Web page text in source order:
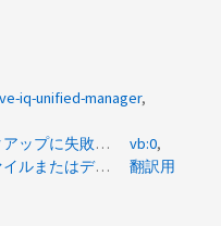
iq-unified-manager
Unified Managerデータベースのバックアップに失敗しました
vb:0
ファイルシステムエラーのため、ファイルまたはディレクトリのコピーに失敗しました
翻訳用